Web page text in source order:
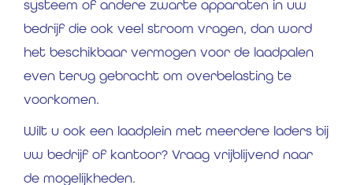
systeem of andere zwarte apparaten in uw
bedrijf die ook veel stroom vragen, dan word
het beschikbaar vermogen voor de laadpalen
even terug gebracht om overbelasting te
voorkomen.
Wilt u ook een laadplein met meerdere laders bij
uw bedrijf of kantoor? Vraag vrijblijvend naar
de mogelijkheden.